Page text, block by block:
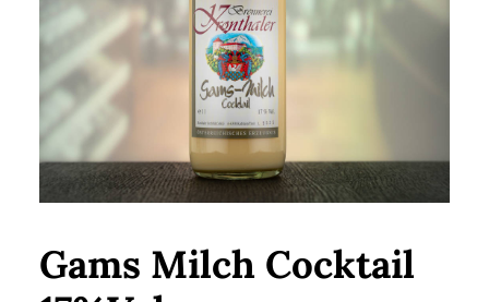
Search
Cart
Gams Milch Cocktail